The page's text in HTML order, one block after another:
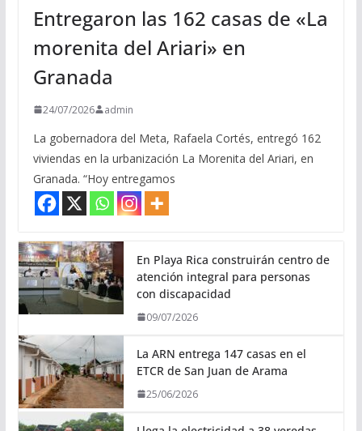
Entregaron las 162 casas de «La
morenita del Ariari» en
Granada
24/07/2026 admin
La gobernadora del Meta, Rafaela Cortés, entregó 162
viviendas en la urbanización La Morenita del Ariari, en
Granada. “Hoy entregamos
En Playa Rica construirán centro de
atención integral para personas
con discapacidad
09/07/2026
La ARN entrega 147 casas en el
ETCR de San Juan de Arama
25/06/2026